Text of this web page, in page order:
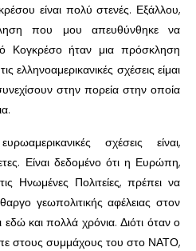
είναι πολύ στενές. Εξάλλου,
που μου απευθύνθηκε να
Κογκρέσο ήταν μια πρόσκληση
ελληνοαμερικανικές σχέσεις είμαι
στην πορεία στην οποία
σχέσεις είναι,
Είναι δεδομένο ότι η Ευρώπη,
Ηνωμένες Πολιτείες, πρέπει να
γεωπολιτικής αφέλειας στον
εδώ και πολλά χρόνια. Διότι όταν ο
στους συμμάχους του στο ΝΑΤΟ,